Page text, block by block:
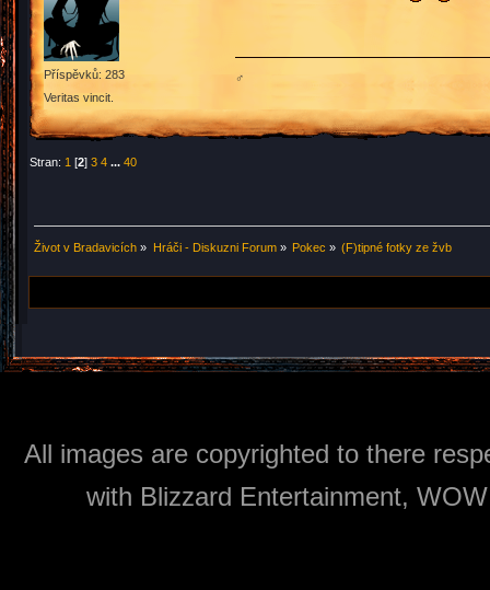
Příspěvků: 283
Veritas vincit.
♂
Stran: 1 [2]3 4 ...40
Život v Bradavicích » Hráči - Diskuzni Forum» Pokec » (F)tipné fotky ze žvb
All images are copyrighted to there
with Blizzard Entertainment,